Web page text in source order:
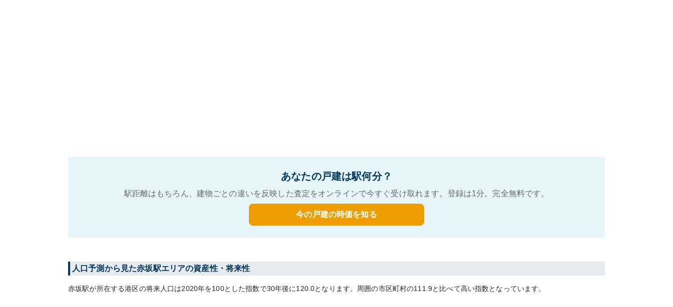
あなたの戸建は駅何分？
駅距離はもちろん、建物ごとの違いを反映した査定をオンラインで今すぐ受け取れます。登録は1分。完全無料です。
今の戸建の時価を知る
人口予測から見た赤坂駅エリアの資産性・将来性
赤坂駅が所在する港区の将来人口は2020年を100とした指数で30年後に120.0となります。 周囲の市区町村の111.9と比べて高い指数となっています。